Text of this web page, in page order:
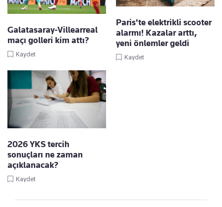
Galatasaray-Villearreal
maçı golleri kim attı?
Kaydet
Paris'te elektrikli scooter
alarmı! Kazalar arttı,
yeni önlemler geldi
Kaydet
2026 YKS tercih
sonuçları ne zaman
açıklanacak?
Kaydet